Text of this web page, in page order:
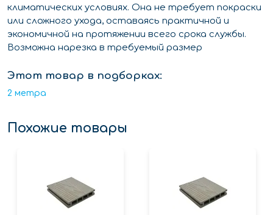
климатических условиях. Она не требует покраски
или сложного ухода, оставаясь практичной и
экономичной на протяжении всего срока службы.
Возможна нарезка в требуемый размер
Этот товар в подборках:
2 метра
Похожие товары